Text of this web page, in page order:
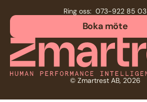
Ring oss: 073-922 85 03
Boka möte
© Zmartrest AB, 2026